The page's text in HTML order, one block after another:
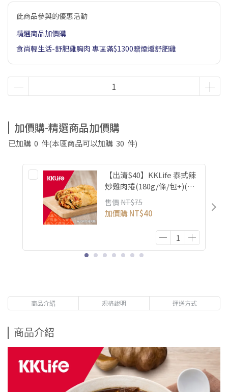
此商品參與的優惠活動
精選商品加價購
食尚輕生活-舒肥雞胸肉 專區滿$1300贈煙燻舒肥雞
加價購-精選商品加價購
已加購 0 件(本區商品可以加購 30 件)
【出清$40】KKLife 泰式辣
炒雞肉捲(180g/條/包+)(效
期26/10/18)
售價 NT$75
加價購NT$40
商品介紹 規格說明 運送方式
商品介紹